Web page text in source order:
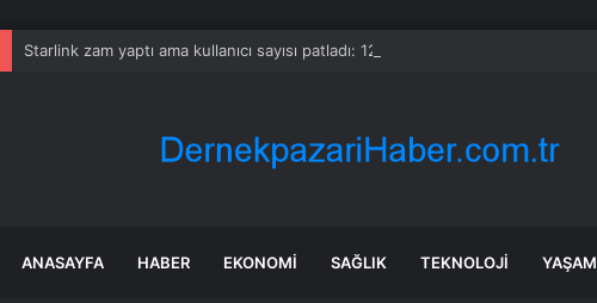
Starlink zam yaptı ama kullanıcı sayısı patladı: 12 milyon aboneye ulaştı
ANASAYFA HABER EKONOMI SAĞLIK TEKNOLOJI YAŞAM